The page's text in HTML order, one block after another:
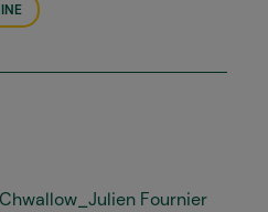
Fournier